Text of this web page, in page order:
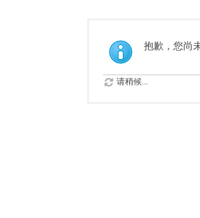
抱歉，您尚
请稍候...